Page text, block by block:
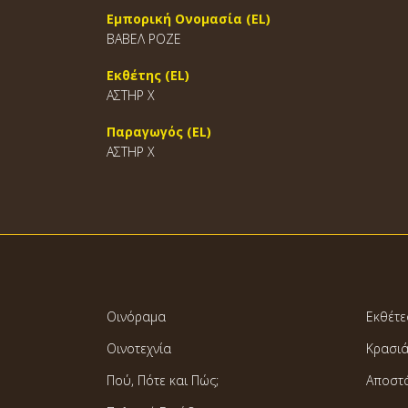
Εμπορική Ονομασία (EL)
ΒΑΒΕΛ ΡΟΖΕ
Εκθέτης (EL)
ΑΣΤΗΡ Χ
Παραγωγός (EL)
ΑΣΤΗΡ Χ
Οινόραμα
Οινοτεχνία
Πού, Πότε και Πώς;
Κρασιά